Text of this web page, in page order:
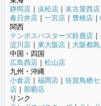
静岡店｜ 浜松店｜ 名古屋西店
春日井店｜ 一宮店｜ 豊橋店｜
関西
テンポスバスターズ鈴鹿店｜
淀川店｜ 東大阪店｜ 大阪都
中国・四国
広島西店｜ 松山店
九州・沖縄
小倉店｜ 福岡店｜ 佐賀鳥栖
店｜ 那覇店
リンク